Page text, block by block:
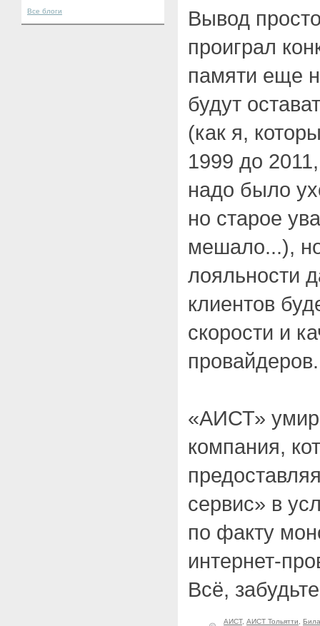
Все блоги
Вывод
проиграл
памяти еще
будут
(как я,
1999 до
надо было
но старое
мешало...),
лояльности
клиентов
скорости и
провайдеров.
«АИСТ»
компания,
сервис» в
по факту
интернет-
Всё,
АИСТ, АИСТ Тольятти